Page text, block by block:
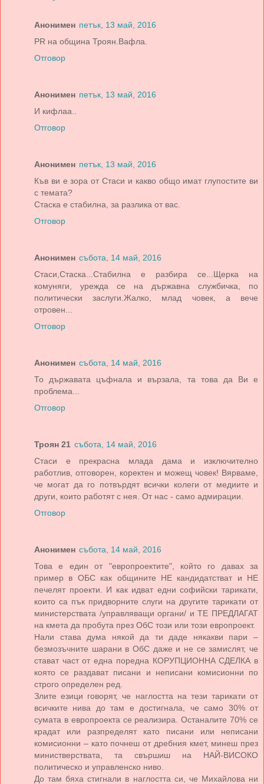
Анонимен петък, 13 май, 2016
PR на община Троян.Вафла.
Отговор
Анонимен петък, 13 май, 2016
И кифлаа..
Отговор
Анонимен петък, 13 май, 2016
Къв ви е зора от Стаси и какво общо имат глупостите ви
с темата?
Стаска е стабилна, за разлика от вас.
Отговор
Анонимен събота, 14 май, 2016
Стаси,Стаска...Стабилна е разбира се...Щерка на
комуняги, урежда се на държавна службичка, по
политически заслуги.Жалко, млад човек, а вече
отровен...
Отговор
Анонимен събота, 14 май, 2016
То държавата цъфнала и вързала, та това да Ви е
проблема...
Отговор
Троян 21 събота, 14 май, 2016
Стаси е прекрасна млада дама и изключително
работлив, отговорен, коректен и можещ човек! Вярваме,
че могат да го потвърдят всички колеги от медиите и
други, които работят с нея. От нас - само адмирации.
Отговор
Анонимен събота, 14 май, 2016
Това е един от "европроектите", който го давах за
пример в ОБС как общините НЕ кандидатстват и НЕ
печелят проекти. И как идват едни софийски тарикати,
които са пък придворните слуги на другите тарикати от
министерствата /управляващи органи/ и ТЕ ПРЕДЛАГАТ
на кмета да пробута през ОбС този или този европроект.
Нали става дума някой да ти даде някакви пари –
безмозъчните шарани в ОбС даже и не се замислят, че
стават част от една поредна КОРУПЦИОННА СДЕЛКА в
която се раздават писани и неписани комисионни по
строго определен ред.
Злите езици говорят, че наглостта на тези тарикати от
всичките нива до там е достигнала, че само 30% от
сумата в европроекта се реализира. Останалите 70% се
крадат или разпределят като писани или неписани
комисионни – като почнеш от дребния кмет, минеш през
министверствата, та свършиш на НАЙ-ВИСОКО
политическо и управленско ниво.
До там бяха стигнали в наглостта си, че Михайлова ни